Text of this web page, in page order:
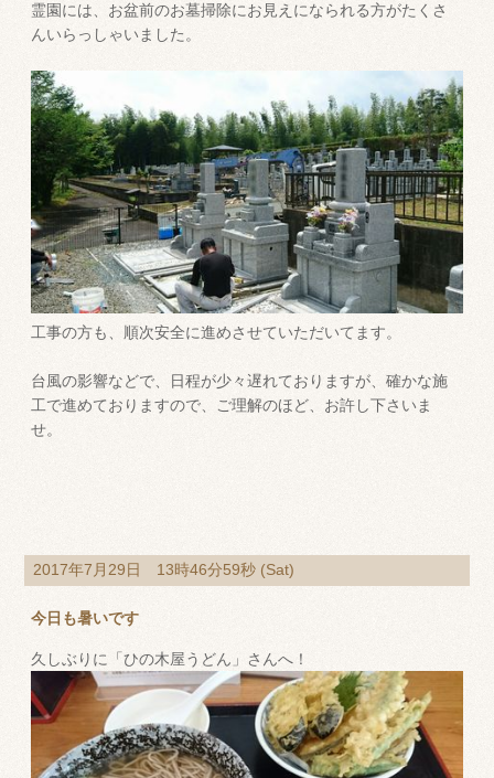
霊園には、お盆前のお墓掃除にお見えになられる方がたくさ
んいらっしゃいました。
工事の方も、順次安全に進めさせていただいてます。
台風の影響などで、日程が少々遅れておりますが、確かな施
工で進めておりますので、ご理解のほど、お許し下さいま
せ。
2017年7月29日 13時46分59秒 (Sat)
今日も暑いです
久しぶりに「ひの木屋うどん」さんへ！